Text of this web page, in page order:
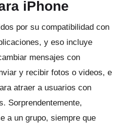
iPhone
por su compatibilidad con
y eso incluye
mensajes con
y recibir fotos o videos, e
atraer a usuarios con
Sorprendentemente,
a un grupo, siempre que